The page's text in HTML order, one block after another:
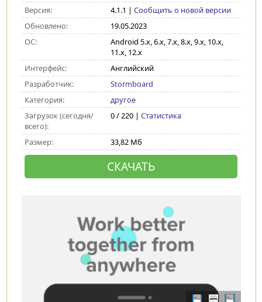
Версия:
4.1.1 | Сообщить о новой версии
Обновлено:
19.05.2023
ОС:
Android 5.x, 6.x, 7.x, 8.x, 9.x, 10.x,
11.x, 12.x
Интерфейс:
Английский
Разработчик:
Stormboard
Категория:
другое
Загрузок (сегодня/
всего):
0 / 220 | Статистика
Размер: 33,82 Мб
СКАЧАТЬ